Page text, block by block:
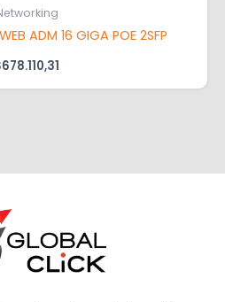
ADM 16 GIGA POE 2SFP
678.110,31